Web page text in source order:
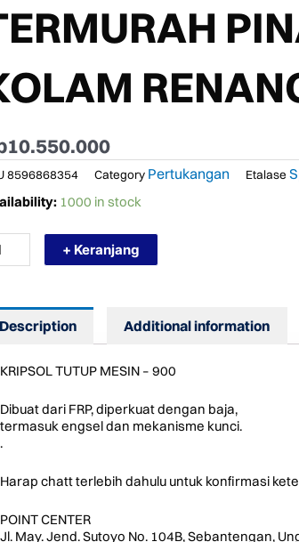
10.550.000
8596868354 Category Pertukangan Etalase
1000 in stock
+ Keranjang
Description Additional information
KRIPSOL TUTUP MESIN – 900
Dibuat dari FRP, diperkuat dengan baja,
termasuk engsel dan mekanisme kunci.
.
Harap chatt terlebih dahulu untuk konfirmasi
POINT CENTER
Jl. May. Jend. Sutoyo No. 104B, Sebantengan,